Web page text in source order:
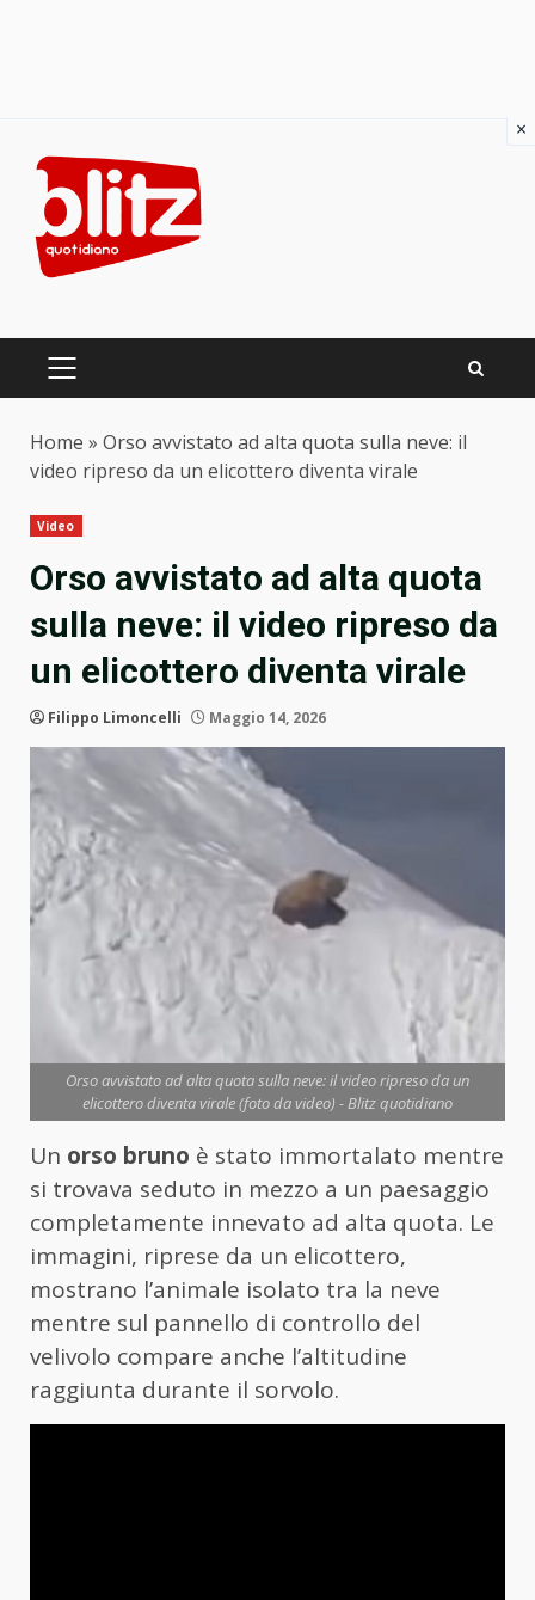
content
PRIMARY
Home » Orso avvistato ad alta quota sulla neve: il
video ripreso da un elicottero diventa virale
Video
Orso avvistato ad alta quota
sulla neve: il video ripreso da
un elicottero diventa virale
Filippo Limoncelli Maggio 14, 2026
Orso avvistato ad alta quota sulla neve: il video ripreso da un
elicottero diventa virale (foto da video) - Blitz quotidiano
Un orso bruno è stato immortalato mentre
si trovava seduto in mezzo a un paesaggio
completamente innevato ad alta quota. Le
immagini, riprese da un elicottero,
mostrano l’animale isolato tra la neve
mentre sul pannello di controllo del
velivolo compare anche l’altitudine
raggiunta durante il sorvolo.
×